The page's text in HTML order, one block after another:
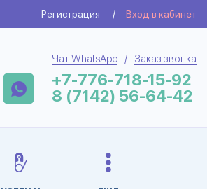
Регистрация / Вход в кабинет
Чат WhatsApp / Заказ звонка
+7-776-718-15-92
8 (7142) 56-64-42